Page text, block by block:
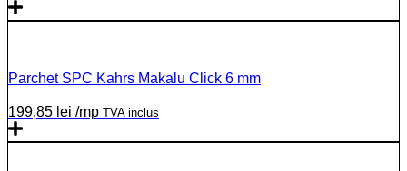
Parchet SPC Kahrs Makalu Click 6 mm
199,85 lei /mp TVA inclus